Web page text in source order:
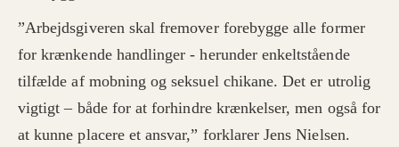
”Arbejdsgiveren skal fremover forebygge alle former
for krænkende handlinger - herunder enkeltstående
tilfælde af mobning og seksuel chikane. Det er utrolig
vigtigt – både for at forhindre krænkelser, men også for
at kunne placere et ansvar,” forklarer Jens Nielsen.